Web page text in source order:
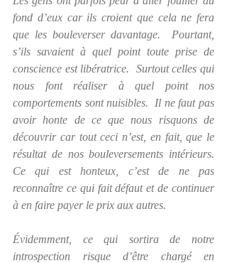
fond d’eux car ils croient que cela ne fera
que les bouleverser davantage.  Pourtant,
s’ils savaient à quel point toute prise de
conscience est libératrice.  Surtout celles qui
nous font réaliser à quel point nos
comportements sont nuisibles.  Il ne faut pas
avoir honte de ce que nous risquons de
découvrir car tout ceci n’est, en fait, que le
résultat de nos bouleversements intérieurs.
Ce qui est honteux, c’est de ne pas
reconnaître ce qui fait défaut et de continuer
à en faire payer le prix aux autres.
Évidemment, ce qui sortira de notre
introspection risque d’être chargé en